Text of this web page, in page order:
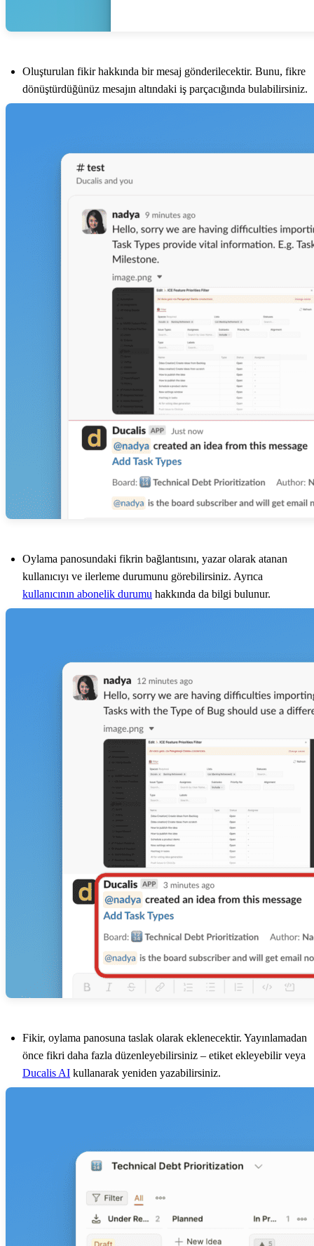
Oluşturulan fikir hakkında bir mesaj gönderilecektir. Bunu, fikre
dönüştürdüğünüz mesajın altındaki iş parçacığında bulabilirsiniz.
Oylama panosundaki fikrin bağlantısını, yazar olarak atanan
kullanıcıyı ve ilerleme durumunu görebilirsiniz. Ayrıca
kullanıcının abonelik durumu hakkında da bilgi bulunur.
Fikir, oylama panosuna taslak olarak eklenecektir. Yayınlamadan
önce fikri daha fazla düzenleyebilirsiniz – etiket ekleyebilir veya
Ducalis AI kullanarak yeniden yazabilirsiniz.